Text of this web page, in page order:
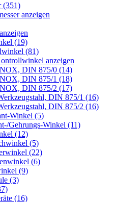
(351)
anzeigen
(19)
(81)
anzeigen
DIN 875/0 (14)
DIN 875/1 (18)
DIN 875/2 (17)
DIN 875/1 (16)
DIN 875/2 (16)
Winkel (5)
Gehrungs-Winkel (11)
(12)
(5)
(22)
(6)
(9)
(3)
(16)